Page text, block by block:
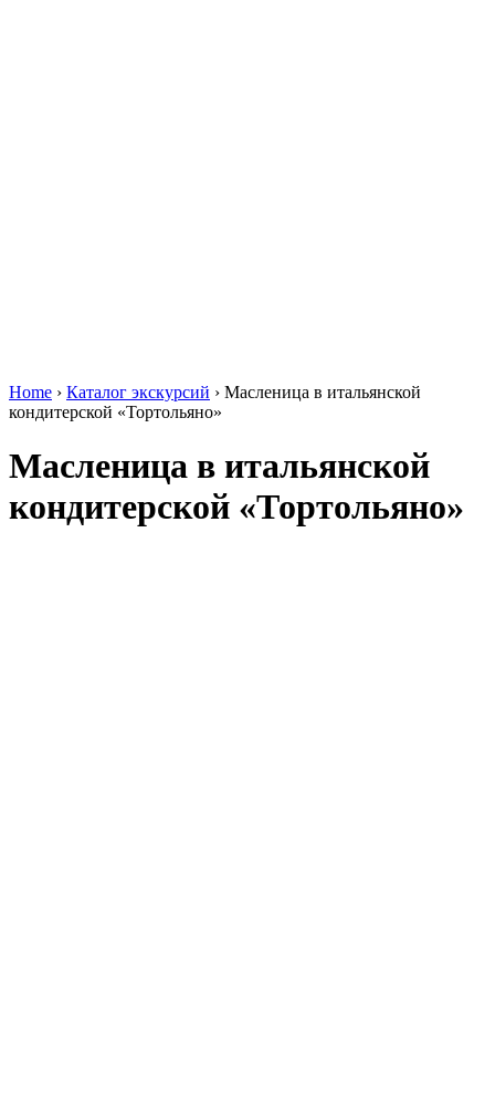
Home › Каталог экскурсий › Масленица в итальянской
кондитерской «Тортольяно»
Масленица в итальянской
кондитерской «Тортольяно»